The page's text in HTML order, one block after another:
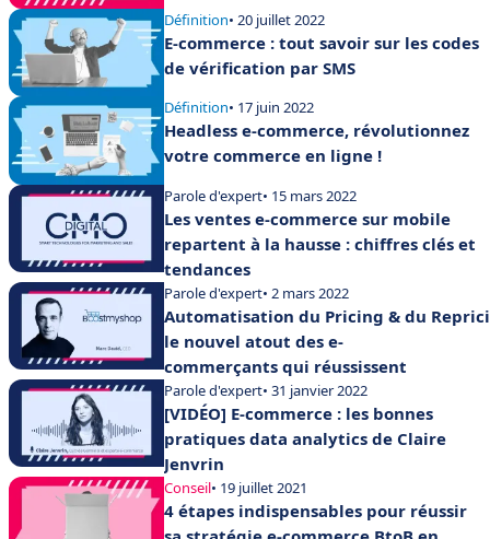
Définition• 20 juillet 2022
E-commerce : tout savoir sur les codes
de vérification par SMS
Définition• 17 juin 2022
Headless e-commerce, révolutionnez
votre commerce en ligne !
Parole d'expert• 15 mars 2022
Les ventes e-commerce sur mobile
repartent à la hausse : chiffres clés et
tendances
Parole d'expert• 2 mars 2022
Automatisation du Pricing & du
le nouvel atout des e-
commerçants qui réussissent
Parole d'expert• 31 janvier 2022
[VIDÉO] E-commerce : les bonnes
pratiques data analytics de Claire
Jenvrin
Conseil• 19 juillet 2021
4 étapes indispensables pour réussir